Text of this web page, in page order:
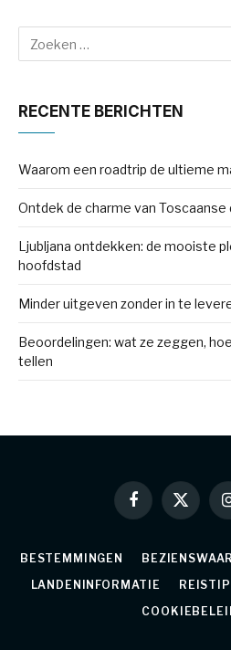
RECENTE BERICHTEN
Waarom een roadtrip de ultieme
Ontdek de charme van Toscaanse
Ljubljana ontdekken: de mooiste
hoofdstad
Minder uitgeven zonder in te
Beoordelingen: wat ze zeggen,
tellen
Facebook
X
(Twitter)
BESTEMMINGEN
LANDENINFORMATIE